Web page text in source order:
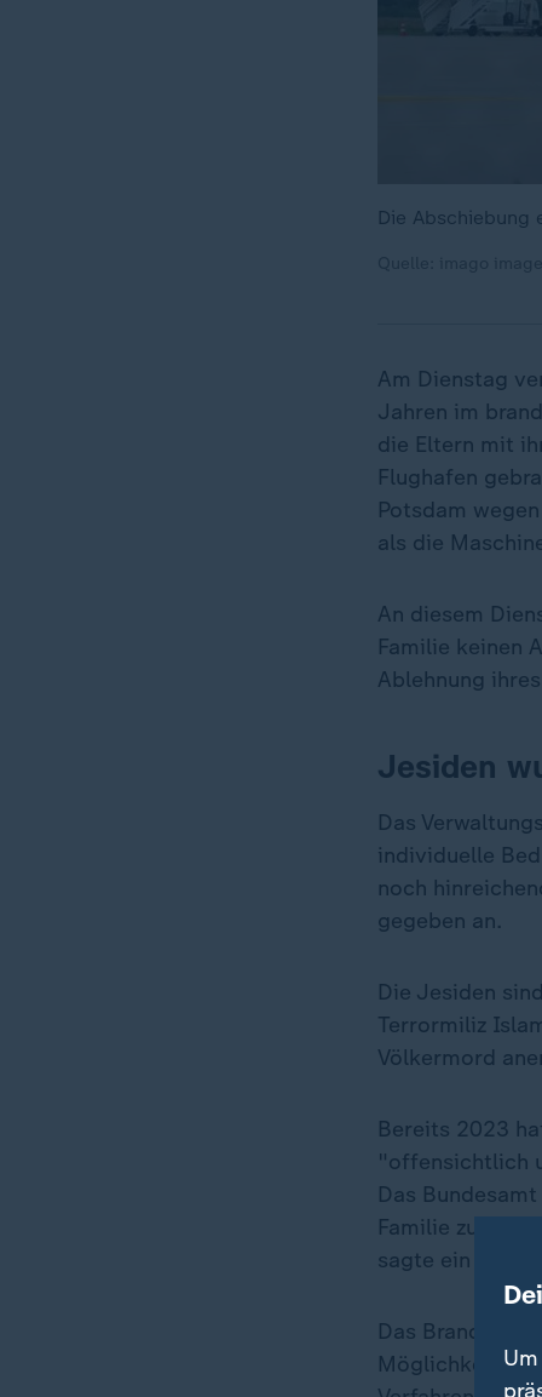
Die Abschiebung
Am Dienstag
Jahren im
die Eltern mit
Flughafen
Potsdam
als die
An diesem
Familie keinen
Ablehnung
Jesiden
Das
individuelle
noch
gegeben an.
Die Jesiden
Terrormiliz
Völkermord
Bereits 2023
"offensichtlich
Das
Familie zur
sagte ein
Das
Möglichkeit,